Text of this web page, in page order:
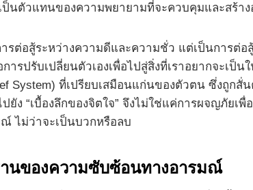
เป็นตัวแทนของความพยายามที่จะควบคุมและสร้
ต่อสู้ระหว่างความดีและความชั่ว แต่เป็นการต่อ
การปรับเปลี่ยนตัวเองเพื่อไปสู่สิ่งที่เราอยากจะ
System) ที่เปรียบเสมือนแก่นของตัวตน ซึ่งถู
ยัง “เบื้องลึกของจิตใจ” จึงไม่ใช่แค่การผจญภั
ไม่ว่าจะเป็นบวกหรือลบ
นของความซับซ้อนทางอารมณ์